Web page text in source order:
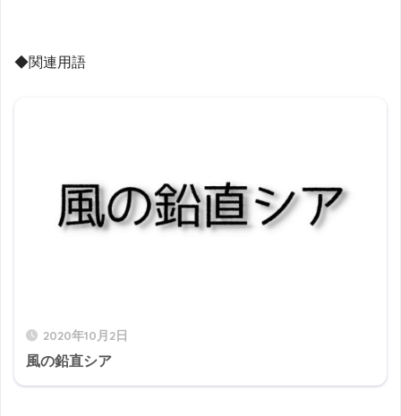
◆関連用語
2020年10月2日
風の鉛直シア